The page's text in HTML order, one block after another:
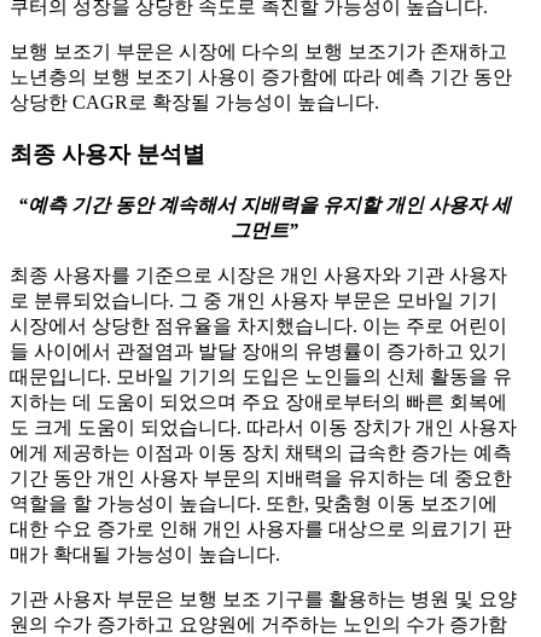
쿠터의 성장을 상당한 속도로 촉진할 가능성이 높습니다.
보행 보조기 부문은 시장에 다수의 보행 보조기가 존재하고
노년층의 보행 보조기 사용이 증가함에 따라 예측 기간 동안
상당한 CAGR로 확장될 가능성이 높습니다.
최종 사용자 분석별
“예측 기간 동안 계속해서 지배력을 유지할 개인 사용자 세
그먼트”
최종 사용자를 기준으로 시장은 개인 사용자와 기관 사용자
로 분류되었습니다. 그 중 개인 사용자 부문은 모바일 기기
시장에서 상당한 점유율을 차지했습니다. 이는 주로 어린이
들 사이에서 관절염과 발달 장애의 유병률이 증가하고 있기
때문입니다. 모바일 기기의 도입은 노인들의 신체 활동을 유
지하는 데 도움이 되었으며 주요 장애로부터의 빠른 회복에
도 크게 도움이 되었습니다. 따라서 이동 장치가 개인 사용자
에게 제공하는 이점과 이동 장치 채택의 급속한 증가는 예측
기간 동안 개인 사용자 부문의 지배력을 유지하는 데 중요한
역할을 할 가능성이 높습니다. 또한, 맞춤형 이동 보조기에
대한 수요 증가로 인해 개인 사용자를 대상으로 의료기기 판
매가 확대될 가능성이 높습니다.
기관 사용자 부문은 보행 보조 기구를 활용하는 병원 및 요양
원의 수가 증가하고 요양원에 거주하는 노인의 수가 증가함